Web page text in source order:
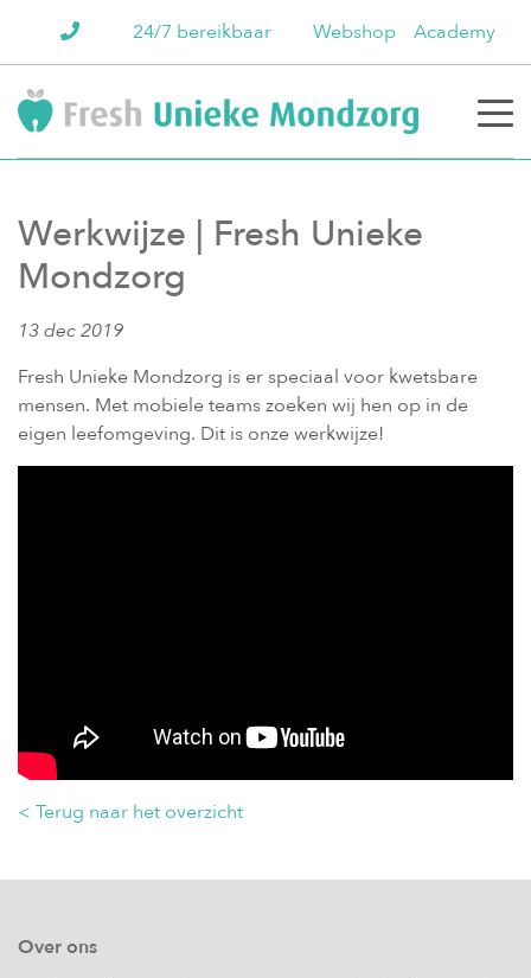
24/7 bereikbaar Webshop Academy
Werkwijze | Fresh Unieke
Mondzorg
13 dec 2019
Fresh Unieke Mondzorg is er speciaal voor kwetsbare
mensen. Met mobiele teams zoeken wij hen op in de
eigen leefomgeving. Dit is onze werkwijze!
< Terug naar het overzicht
Over ons